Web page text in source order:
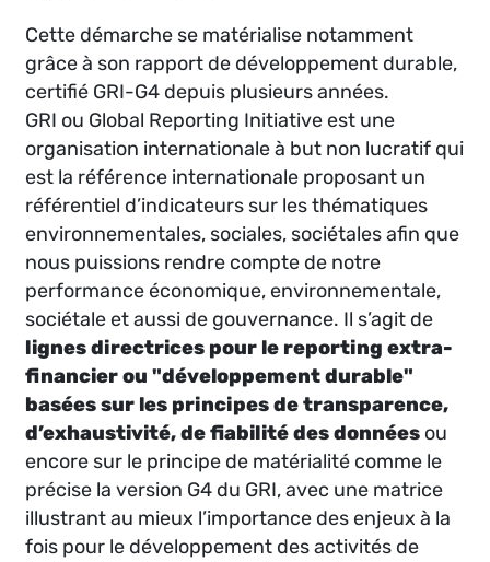
Cette démarche se matérialise notamment
grâce à son rapport de développement durable,
certifié GRI-G4 depuis plusieurs années.
GRI ou Global Reporting Initiative est une
organisation internationale à but non lucratif qui
est la référence internationale proposant un
référentiel d’indicateurs sur les thématiques
environnementales, sociales, sociétales afin que
nous puissions rendre compte de notre
performance économique, environnementale,
sociétale et aussi de gouvernance. Il s’agit de
lignes directrices pour le reporting extra-
financier ou "développement durable"
basées sur les principes de transparence,
d’exhaustivité, de fiabilité des données ou
encore sur le principe de matérialité comme le
précise la version G4 du GRI, avec une matrice
illustrant au mieux l’importance des enjeux à la
fois pour le développement des activités de